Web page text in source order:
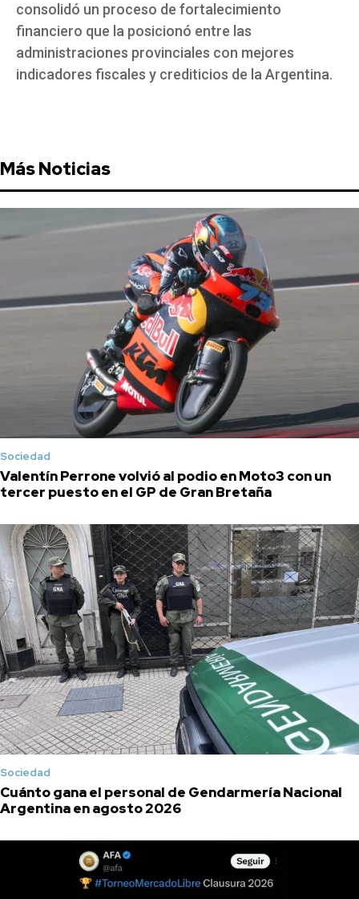
consolidó un proceso de fortalecimiento
financiero que la posicionó entre las
administraciones provinciales con mejores
indicadores fiscales y crediticios de la Argentina.
Más Noticias
Sociedad
Valentín Perrone volvió al podio en Moto3 con un
tercer puesto en el GP de Gran Bretaña
Sociedad
Cuánto gana el personal de Gendarmería Nacional
Argentina en agosto 2026